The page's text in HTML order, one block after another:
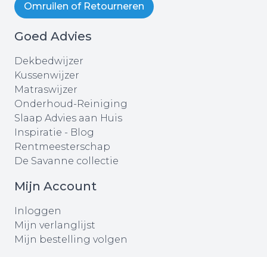
Omruilen of Retourneren
Goed Advies
Dekbedwijzer
Kussenwijzer
Matraswijzer
Onderhoud-Reiniging
Slaap Advies aan Huis
Inspiratie - Blog
Rentmeesterschap
De Savanne collectie
Mijn Account
Inloggen
Mijn verlanglijst
Mijn bestelling volgen